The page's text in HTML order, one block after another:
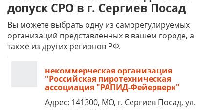
допуск СРО в г. Сергиев Посад
Вы можете выбрать одну из саморегулируемых
организаций представленных в вашем городе, а
также из других регионов РФ.
некоммерческая организация
"Российская пиротехническая
ассоциация "РАПИД-Фейерверк"
Адрес: 141300, МО, г. Сергиев Посад, ул.